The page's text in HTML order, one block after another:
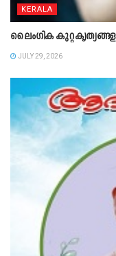
KERALA
ലൈംഗിക
JULY 29, 2026